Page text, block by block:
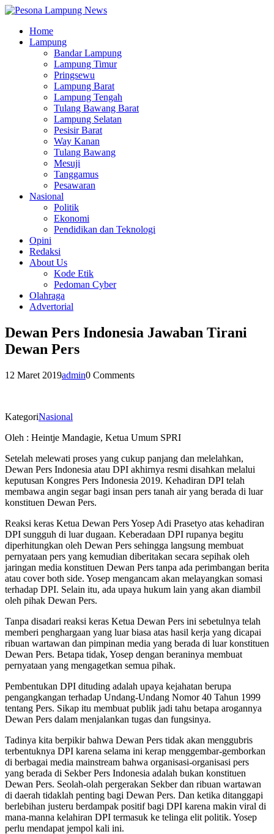
Home
Lampung
Bandar Lampung
Lampung Timur
Pringsewu
Lampung Barat
Lampung Tengah
Tulang Bawang Barat
Lampung Selatan
Pesisir Barat
Way Kanan
Tulang Bawang
Mesuji
Tanggamus
Pesawaran
Nasional
Politik
Ekonomi
Pendidikan dan Teknologi
Opini
Redaksi
About Us
Kode Etik
Pedoman Cyber
Olahraga
Advertorial
Dewan Pers Indonesia Jawaban Tirani
Dewan Pers
12 Maret 2019admin0 Comments
KategoriNasional
Oleh : Heintje Mandagie, Ketua Umum SPRI
Setelah melewati proses yang cukup panjang dan melelahkan,
Dewan Pers Indonesia atau DPI akhirnya resmi disahkan melalui
keputusan Kongres Pers Indonesia 2019. Kehadiran DPI telah
membawa angin segar bagi insan pers tanah air yang berada di luar
konstituen Dewan Pers.
Reaksi keras Ketua Dewan Pers Yosep Adi Prasetyo atas kehadiran
DPI sungguh di luar dugaan. Keberadaan DPI rupanya begitu
diperhitungkan oleh Dewan Pers sehingga langsung membuat
pernyataan pers yang kemudian diberitakan secara sepihak oleh
jaringan media konstituen Dewan Pers tanpa ada perimbangan berita
atau cover both side. Yosep mengancam akan melayangkan somasi
terhadap DPI. Selain itu, ada upaya hukum lain yang akan diambil
oleh pihak Dewan Pers.
Tanpa disadari reaksi keras Ketua Dewan Pers ini sebetulnya telah
memberi penghargaan yang luar biasa atas hasil kerja yang dicapai
ribuan wartawan dan pimpinan media yang berada di luar konstituen
Dewan Pers. Betapa tidak, Yosep dengan beraninya membuat
pernyataan yang mengagetkan semua pihak.
Pembentukan DPI dituding adalah upaya kejahatan berupa
pengangkangan terhadap Undang-Undang Nomor 40 Tahun 1999
tentang Pers. Sikap itu membuat publik jadi tahu betapa arogannya
Dewan Pers dalam menjalankan tugas dan fungsinya.
Tadinya kita berpikir bahwa Dewan Pers tidak akan menggubris
terbentuknya DPI karena selama ini kerap menggembar-gemborkan
di berbagai media mainstream bahwa organisasi-organisasi pers
yang berada di Sekber Pers Indonesia adalah bukan konstituen
Dewan Pers. Seolah-olah pergerakan Sekber dan ribuan wartawan
di daerah tidaklah penting bagi Dewan Pers. Dan ketika ditanggapi
berlebihan justeru berdampak positif bagi DPI karena makin viral di
mana-manna kelahiran DPI termasuk ke telinga elit politik. Yosep
perlu mendapat jempol kali ini.